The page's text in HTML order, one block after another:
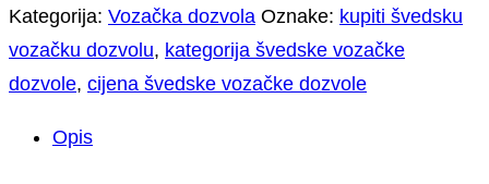
Kategorija: Vozačka dozvola Oznake: kupiti švedsku
vozačku dozvolu, kategorija švedske vozačke
dozvole, cijena švedske vozačke dozvole
Opis